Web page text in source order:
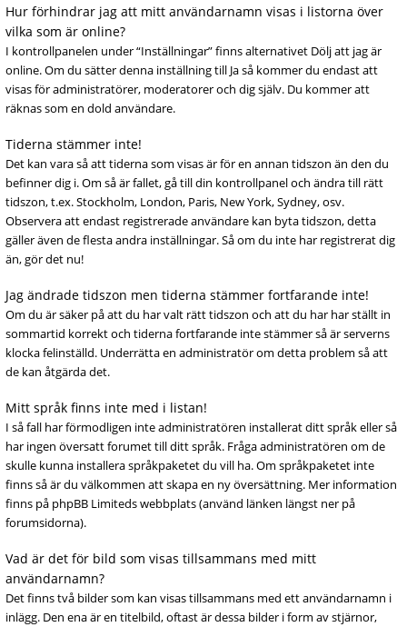
Hur förhindrar jag att mitt användarnamn visas i listorna över
vilka som är online?
I kontrollpanelen under “Inställningar” finns alternativet Dölj att jag är
online. Om du sätter denna inställning till Ja så kommer du endast att
visas för administratörer, moderatorer och dig själv. Du kommer att
räknas som en dold användare.
Tiderna stämmer inte!
Det kan vara så att tiderna som visas är för en annan tidszon än den du
befinner dig i. Om så är fallet, gå till din kontrollpanel och ändra till rätt
tidszon, t.ex. Stockholm, London, Paris, New York, Sydney, osv.
Observera att endast registrerade användare kan byta tidszon, detta
gäller även de flesta andra inställningar. Så om du inte har registrerat dig
än, gör det nu!
Jag ändrade tidszon men tiderna stämmer fortfarande inte!
Om du är säker på att du har valt rätt tidszon och att du har har ställt in
sommartid korrekt och tiderna fortfarande inte stämmer så är serverns
klocka felinställd. Underrätta en administratör om detta problem så att
de kan åtgärda det.
Mitt språk finns inte med i listan!
I så fall har förmodligen inte administratören installerat ditt språk eller så
har ingen översatt forumet till ditt språk. Fråga administratören om de
skulle kunna installera språkpaketet du vill ha. Om språkpaketet inte
finns så är du välkommen att skapa en ny översättning. Mer information
finns på phpBB Limiteds webbplats (använd länken längst ner på
forumsidorna).
Vad är det för bild som visas tillsammans med mitt
användarnamn?
Det finns två bilder som kan visas tillsammans med ett användarnamn i
inlägg. Den ena är en titelbild, oftast är dessa bilder i form av stjärnor,